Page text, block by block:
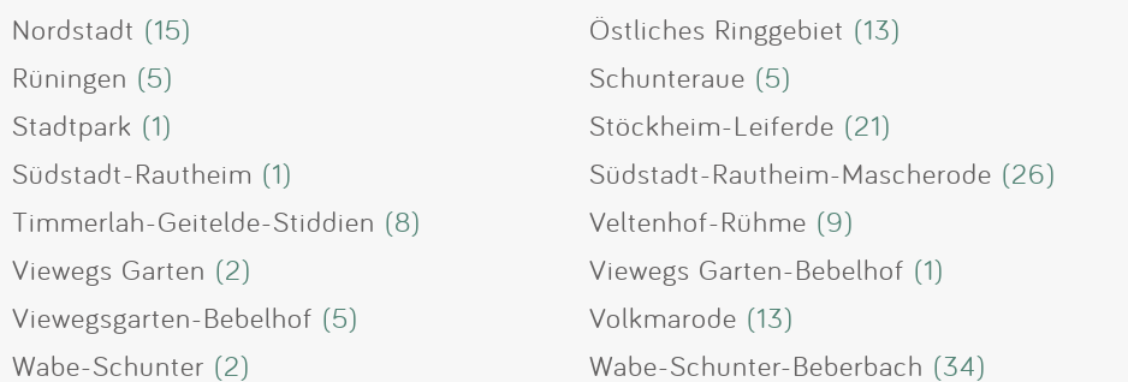
Nordstadt (15) Östliches Ringgebiet (13)
Rüningen (5) Schunteraue (5)
Stadtpark (1) Stöckheim-Leiferde (21)
Südstadt-Rautheim (1) Südstadt-Rautheim-Mascherode (26)
Timmerlah-Geitelde-Stiddien (8) Veltenhof-Rühme (9)
Viewegs Garten (2) Viewegs Garten-Bebelhof (1)
Viewegsgarten-Bebelhof (5) Volkmarode (13)
Wabe-Schunter (2) Wabe-Schunter-Beberbach (34)